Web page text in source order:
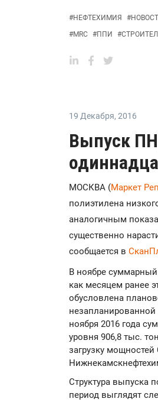
#НЕФТЕХИМИЯ #
#MRC #ППИ #
19 Декабря, 2016
Выпуск
МОСКВА (Маркет
полиэтилена
аналогичным
существенно
сообщается в
В ноябре
как месяцем ранее
обусловлена
ноября 2016 года
уровня 906,8 тыс.
загрузку
Структура выпуска
период выглядят